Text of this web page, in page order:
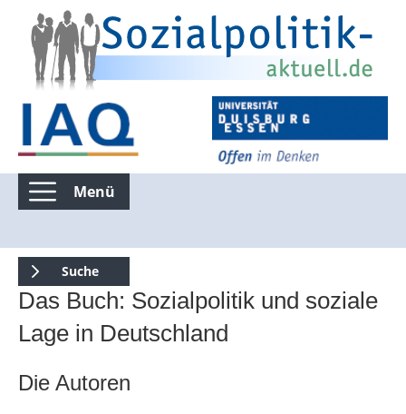
Menü
Suche
Kommentierte Infografiken
Suchen nur in Kommentierte Infografiken
Suche über die gesamte Seite
Das Buch: Sozialpolitik und soziale
Lage in Deutschland
Die Autoren